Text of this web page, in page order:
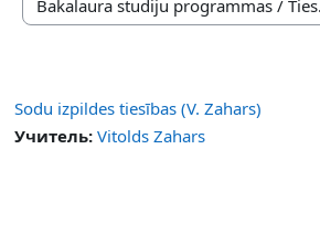
Категории курсов
Sodu izpildes tiesības (V. Zahars)
Учитель: Vitolds Zahars